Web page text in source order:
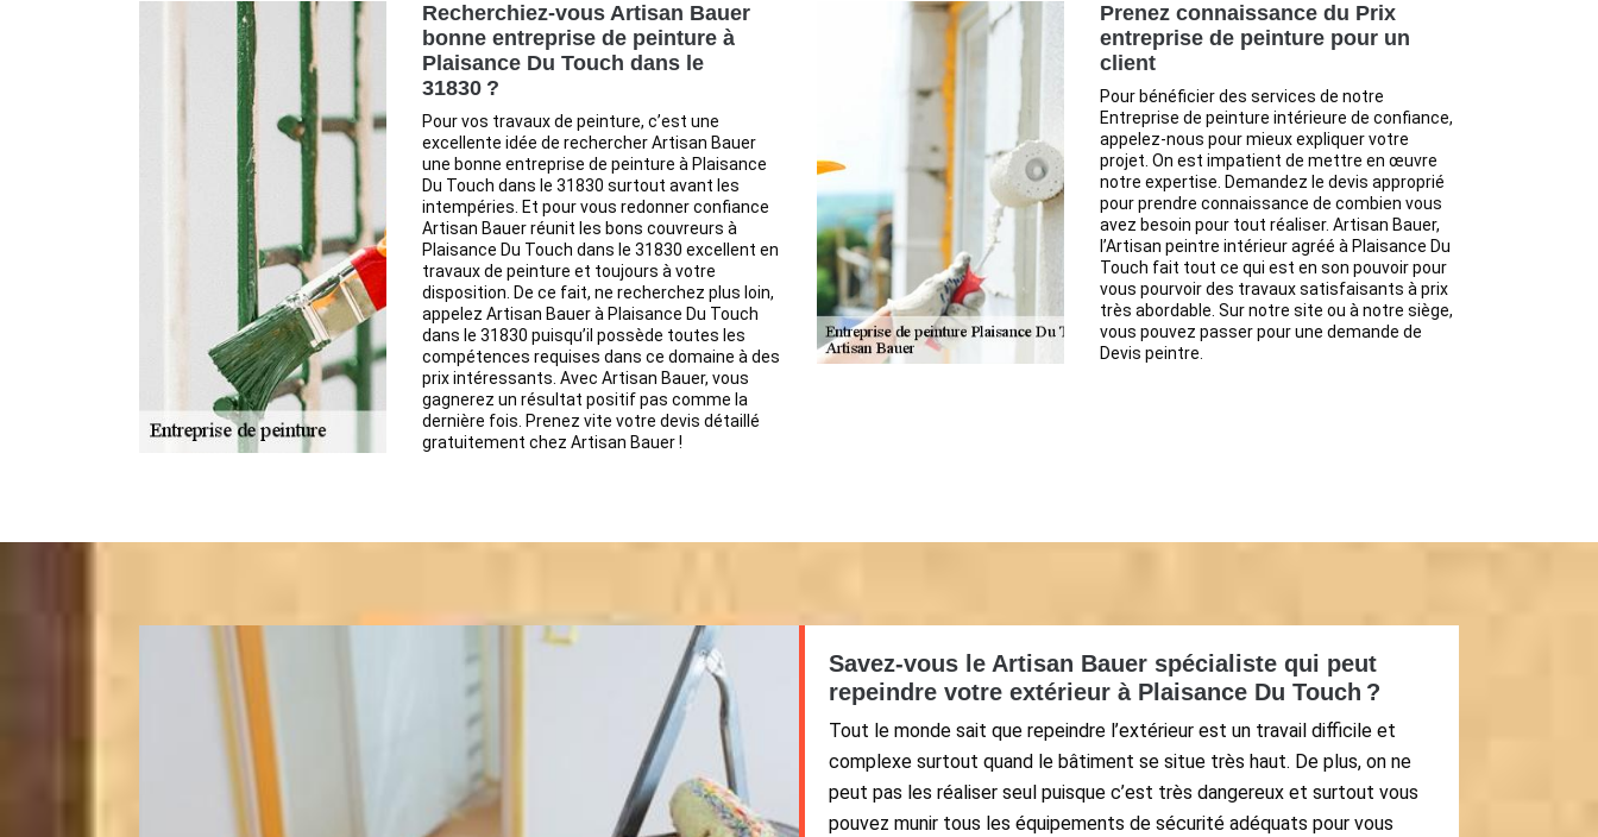
Recherchiez-vous Artisan Bauer
bonne entreprise de peinture à
Plaisance Du Touch dans le
31830 ?
Pour vos travaux de peinture, c’est une
excellente idée de rechercher Artisan Bauer
une bonne entreprise de peinture à Plaisance
Du Touch dans le 31830 surtout avant les
intempéries. Et pour vous redonner confiance
Artisan Bauer réunit les bons couvreurs à
Plaisance Du Touch dans le 31830 excellent en
travaux de peinture et toujours à votre
disposition. De ce fait, ne recherchez plus loin,
appelez Artisan Bauer à Plaisance Du Touch
dans le 31830 puisqu’il possède toutes les
compétences requises dans ce domaine à des
prix intéressants. Avec Artisan Bauer, vous
gagnerez un résultat positif pas comme la
dernière fois. Prenez vite votre devis détaillé
gratuitement chez Artisan Bauer !
Prenez connaissance du Prix
entreprise de peinture pour un
client
Pour bénéficier des services de notre
Entreprise de peinture intérieure de confiance,
appelez-nous pour mieux expliquer votre
projet. On est impatient de mettre en œuvre
notre expertise. Demandez le devis approprié
pour prendre connaissance de combien vous
avez besoin pour tout réaliser. Artisan Bauer,
l’Artisan peintre intérieur agréé à Plaisance Du
Touch fait tout ce qui est en son pouvoir pour
vous pourvoir des travaux satisfaisants à prix
très abordable. Sur notre site ou à notre siège,
vous pouvez passer pour une demande de
Devis peintre.
Savez-vous le Artisan Bauer spécialiste qui peut
repeindre votre extérieur à Plaisance Du Touch ?
Tout le monde sait que repeindre l’extérieur est un travail difficile et
complexe surtout quand le bâtiment se situe très haut. De plus, on ne
peut pas les réaliser seul puisque c’est très dangereux et surtout vous
pouvez munir tous les équipements de sécurité adéquats pour vous